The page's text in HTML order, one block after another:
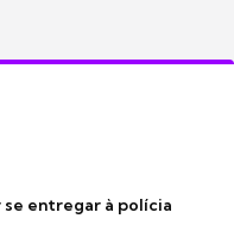
entregar à polícia